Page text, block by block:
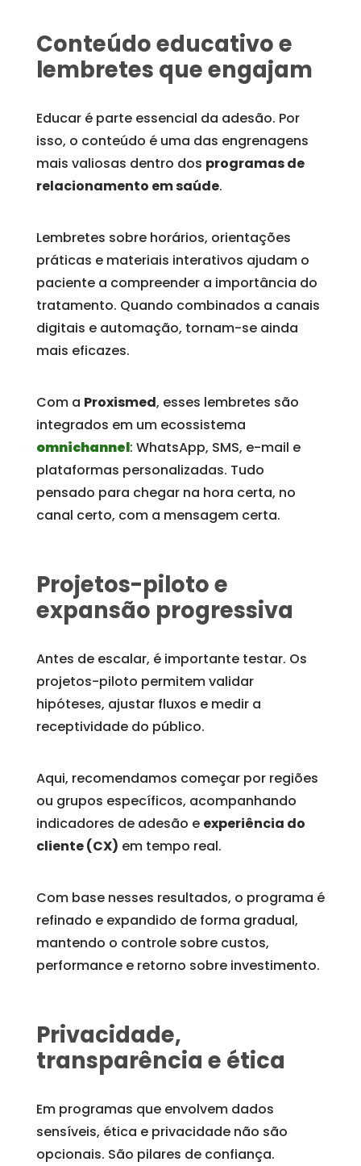
Conteúdo educativo e
lembretes que engajam
Educar é parte essencial da adesão. Por
isso, o conteúdo é uma das engrenagens
mais valiosas dentro dos programas de
relacionamento em saúde.
Lembretes sobre horários, orientações
práticas e materiais interativos ajudam o
paciente a compreender a importância do
tratamento. Quando combinados a canais
digitais e automação, tornam-se ainda
mais eficazes.
Com a Proxismed, esses lembretes são
integrados em um ecossistema
omnichannel: WhatsApp, SMS, e-mail e
plataformas personalizadas. Tudo
pensado para chegar na hora certa, no
canal certo, com a mensagem certa.
Projetos-piloto e
expansão progressiva
Antes de escalar, é importante testar. Os
projetos-piloto permitem validar
hipóteses, ajustar fluxos e medir a
receptividade do público.
Aqui, recomendamos começar por regiões
ou grupos específicos, acompanhando
indicadores de adesão e experiência do
cliente (CX) em tempo real.
Com base nesses resultados, o programa é
refinado e expandido de forma gradual,
mantendo o controle sobre custos,
performance e retorno sobre investimento.
Privacidade,
transparência e ética
Em programas que envolvem dados
sensíveis, ética e privacidade não são
opcionais. São pilares de confiança.